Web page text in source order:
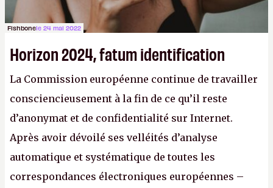
Fishbonele 24 mai 2022
Horizon 2024, fatum identification
La Commission européenne continue de travailler
consciencieusement à la fin de ce qu’il reste
d’anonymat et de confidentialité sur Internet.
Après avoir dévoilé ses velléités d’analyse
automatique et systématique de toutes les
correspondances électroniques européennes –